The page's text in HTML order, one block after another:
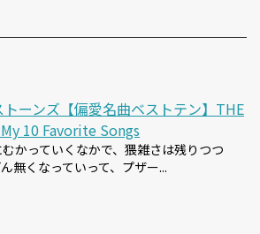
ーンズ【偏愛名曲ベストテン】THE
10 Favorite Songs
かっていくなかで、猥雑さは残りつつ
無くなっていって、プザー...